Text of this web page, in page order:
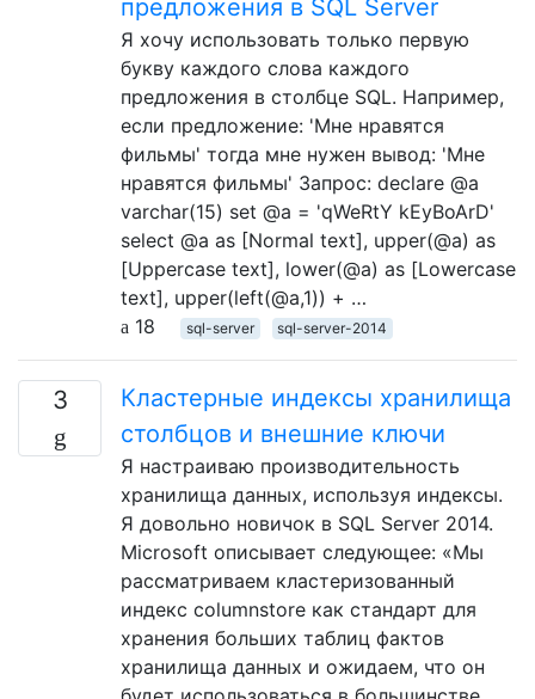
предложения в SQL Server
Я хочу использовать только первую
букву каждого слова каждого
предложения в столбце SQL. Например,
если предложение: 'Мне нравятся
фильмы' тогда мне нужен вывод: 'Мне
нравятся фильмы' Запрос: declare @a
varchar(15) set @a = 'qWeRtY kEyBoArD'
select @a as [Normal text], upper(@a) as
[Uppercase text], lower(@a) as [Lowercase
text], upper(left(@a,1)) + …
18
sql-server sql-server-2014
3
Кластерные индексы хранилища
столбцов и внешние ключи
Я настраиваю производительность
хранилища данных, используя индексы.
Я довольно новичок в SQL Server 2014.
Microsoft описывает следующее: «Мы
рассматриваем кластеризованный
индекс columnstore как стандарт для
хранения больших таблиц фактов
хранилища данных и ожидаем, что он